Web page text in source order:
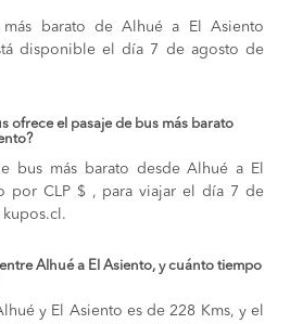
barato de Alhué a El Asiento
disponible el día 7 de agosto de
ofrece el pasaje de bus más barato
bus más barato desde Alhué a El
por CLP $ , para viajar el día 7 de
Alhué a El Asiento, y cuánto tiempo
y El Asiento es de 228 Kms, y el